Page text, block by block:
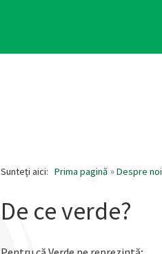
Sunteţi aici: Prima pagină Despre noi
De ce verde?